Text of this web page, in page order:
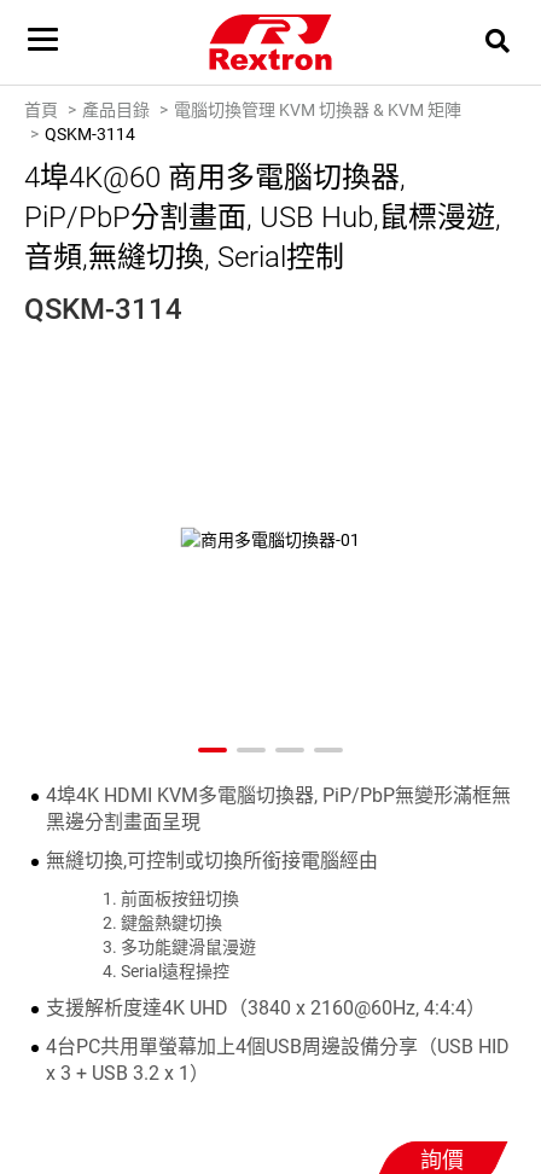
首頁 產品目錄
電腦切換管理 KVM 切換器 & KVM 矩陣
QSKM-3114
4埠4K@60 商用多電腦切換器,
PiP/PbP分割畫面, USB Hub,鼠標漫遊,
音頻,無縫切換, Serial控制
QSKM-3114
4埠4K HDMI KVM多電腦切換器, PiP/PbP無變形滿框無
黑邊分割畫面呈現
無縫切換,可控制或切換所銜接電腦經由
前面板按鈕切換
鍵盤熱鍵切換
多功能鍵滑鼠漫遊
Serial遠程操控
支援解析度達4K UHD（3840 x 2160@60Hz, 4:4:4）
4台PC共用單螢幕加上4個USB周邊設備分享（USB HID
x 3 + USB 3.2 x 1）
詢價